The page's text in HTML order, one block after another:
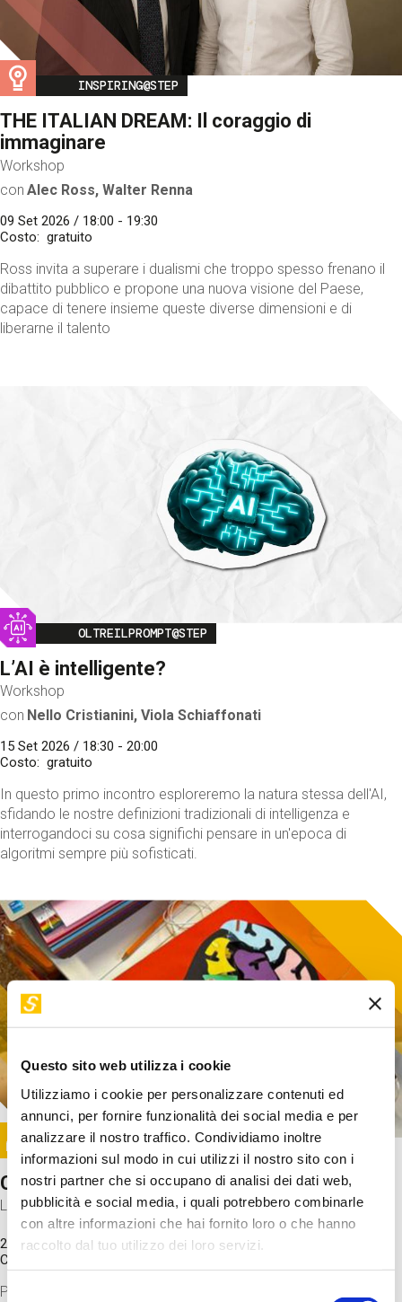
Questo sito web utilizza i cookie
Utilizziamo i cookie per personalizzare contenuti ed
annunci, per fornire funzionalità dei social media e per
analizzare il nostro traffico. Condividiamo inoltre
informazioni sul modo in cui utilizzi il nostro sito con i
nostri partner che si occupano di analisi dei dati web,
pubblicità e social media, i quali potrebbero combinarle
con altre informazioni che hai fornito loro o che hanno
raccolto dal tuo utilizzo dei loro servizi.
Selezione
Image
INSPIRING@STEP
THE ITALIAN DREAM: Il coraggio di
immaginare
Workshop
con Alec Ross, Walter Renna
09 Set 2026 / 18:00 - 19:30
Costo
gratuito
Ross invita a superare i dualismi che troppo spesso frenano il
dibattito pubblico e propone una nuova visione del Paese,
capace di tenere insieme queste diverse dimensioni e di
liberarne il talento
Image
OLTREILPROMPT@STEP
L’AI è intelligente?
Workshop
con Nello Cristianini, Viola Schiaffonati
15 Set 2026 / 18:30 - 20:00
Costo
gratuito
In questo primo incontro esploreremo la natura stessa dell'AI,
sfidando le nostre definizioni tradizionali di intelligenza e
interrogandoci su cosa significhi pensare in un'epoca di
algoritmi sempre più sofisticati.
Image
SUNDAY@STEP
Come funziona il cervello?
Laboratorio
20 Set 2026 / 11:15 - 13:00
Costo
Proveremo a costruire un cervello in cartoncino cercando di